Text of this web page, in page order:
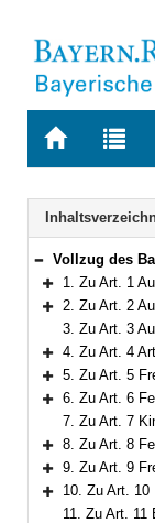
Zur
Zur
Bereich
Vollzug des
Bereich
1. Zu Art. 1
Bereich
2. Zu Art. 2
3. Zu Art. 3
Bereich
4. Zu Art. 4
Bereich erweitern
5. Zu Art. 5
Bereich erweitern
6. Zu Art. 6
7. Zu Art. 7
Bereich
8. Zu Art. 8
Bereich
9. Zu Art. 9
Bereich
10. Zu Art. 10
11. Zu Art. 11